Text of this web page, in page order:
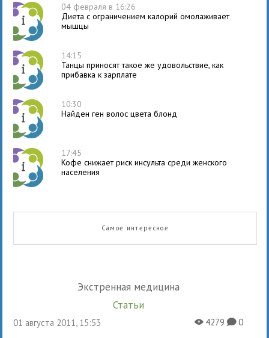
04 февраля в 16:26
Диета с ограничением калорий омолаживает
мышцы
14:15
Танцы приносят такое же удовольствие, как
прибавка к зарплате
10:30
Найден ген волос цвета блонд
17:45
Кофе снижает риск инсульта среди женского
населения
Самое интересное
Экстренная медицина
Статьи
01 августа 2011, 15:53 X4279K0